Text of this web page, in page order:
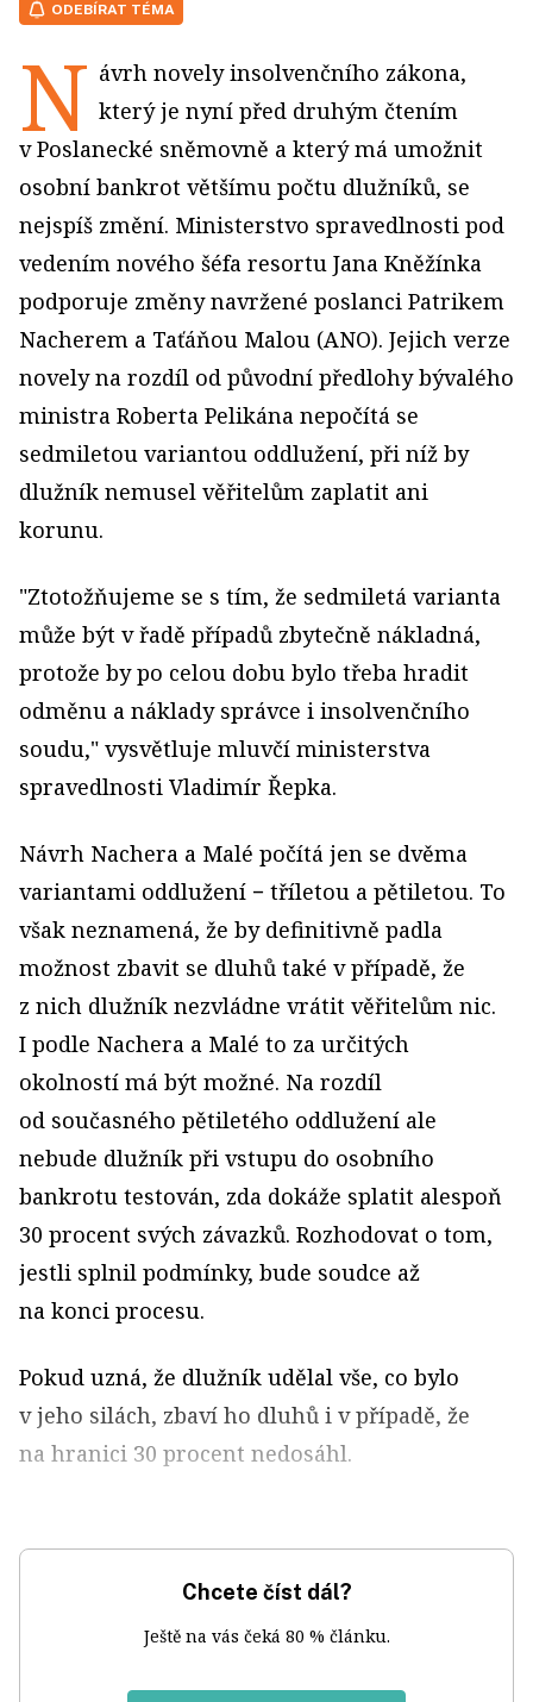
ODEBÍRAT TÉMA
N ávrh novely insolvenčního zákona,
který je nyní před druhým čtením
v Poslanecké sněmovně a který má umožnit
osobní bankrot většímu počtu dlužníků, se
nejspíš změní. Ministerstvo spravedlnosti pod
vedením nového šéfa resortu Jana Kněžínka
podporuje změny navržené poslanci Patrikem
Nacherem a Taťáňou Malou (ANO). Jejich verze
novely na rozdíl od původní předlohy bývalého
ministra Roberta Pelikána nepočítá se
sedmiletou variantou oddlužení, při níž by
dlužník nemusel věřitelům zaplatit ani
korunu.
"Ztotožňujeme se s tím, že sedmiletá varianta
může být v řadě případů zbytečně nákladná,
protože by po celou dobu bylo třeba hradit
odměnu a náklady správce i insolvenčního
soudu," vysvětluje mluvčí ministerstva
spravedlnosti Vladimír Řepka.
Návrh Nachera a Malé počítá jen se dvěma
variantami oddlužení − tříletou a pětiletou. To
však neznamená, že by definitivně padla
možnost zbavit se dluhů také v případě, že
z nich dlužník nezvládne vrátit věřitelům nic.
I podle Nachera a Malé to za určitých
okolností má být možné. Na rozdíl
od současného pětiletého oddlužení ale
nebude dlužník při vstupu do osobního
bankrotu testován, zda dokáže splatit alespoň
30 procent svých závazků. Rozhodovat o tom,
jestli splnil podmínky, bude soudce až
na konci procesu.
Pokud uzná, že dlužník udělal vše, co bylo
v jeho silách, zbaví ho dluhů i v případě, že
na hranici 30 procent nedosáhl.
Chcete číst dál?
Ještě na vás čeká 80 % článku.